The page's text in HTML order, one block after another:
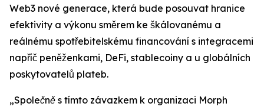
Web3 nové generace, která bude posouvat hranice
efektivity a výkonu směrem ke škálovanému a
reálnému spotřebitelskému financování s integracemi
napříč peněženkami, DeFi, stablecoiny a u globálních
poskytovatelů plateb.
„Společně s tímto závazkem k organizaci Morph